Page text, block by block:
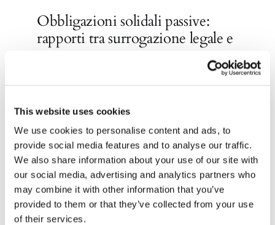
This website uses cookies
We use cookies to personalise content and ads, to
provide social media features and to analyse our traffic.
We also share information about your use of our site with
our social media, advertising and analytics partners who
may combine it with other information that you’ve
provided to them or that they’ve collected from your use
of their services.
Obbligazioni solidali passive:
rapporti tra surrogazione legale e
Appalto genuino o
somministrazione mascherata: i
confini secondo la Cassazione
ByRoberto De Gaetano | 21 Luglio 2026